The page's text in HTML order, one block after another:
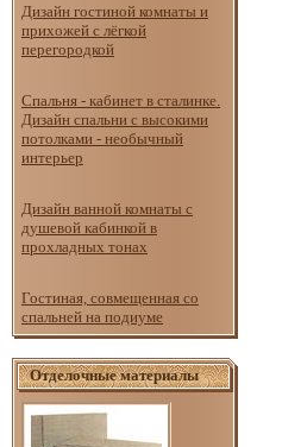
Дизайн гостиной комнаты и
прихожей с лёгкой
перегородкой
Спальня - кабинет в сталинке.
Дизайн спальни с высокими
потолками - необычный
интерьер
Дизайн ванной комнаты с
душевой кабинкой в
прохладных тонах
Гостиная, совмещенная со
спальней на подиуме
Отделочные материалы